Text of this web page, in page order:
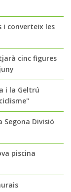
i converteix les
cinc figures
i la Geltrú
Segona Divisió
piscina